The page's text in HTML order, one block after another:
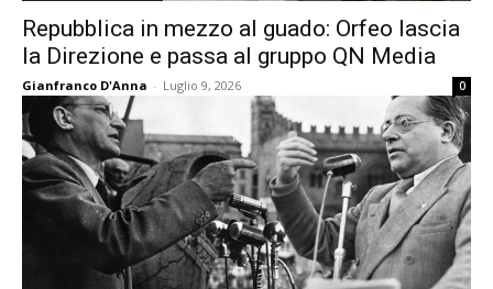
Repubblica in mezzo al guado: Orfeo lascia
la Direzione e passa al gruppo QN Media
Gianfranco D'Anna - Luglio 9, 2026 0